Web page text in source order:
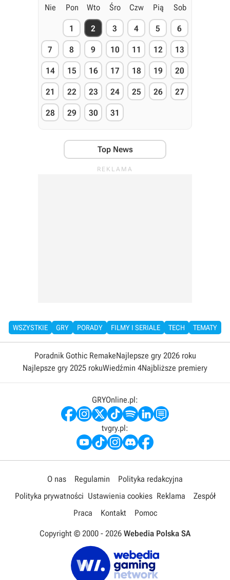
Nie Pon Wto Śro Czw Pią Sob
1 2 3 4 5 6
7 8 9 10 11 12 13
14 15 16 17 18 19 20
21 22 23 24 25 26 27
28 29 30 31
Top News
WSZYSTKIE GRY PORADY FILMY I SERIALE TECH TEMATY
Poradnik Gothic RemakeNajlepsze gry 2026 roku
Najlepsze gry 2025 rokuWiedźmin 4Najbliższe premiery
GRYOnline.pl:
tvgry.pl:
O nas Regulamin
Polityka redakcyjna
Polityka prywatności Ustawienia cookies Reklama
Zespół
Praca
Kontakt Pomoc
Copyright © 2000 - 2026 Webedia Polska SA